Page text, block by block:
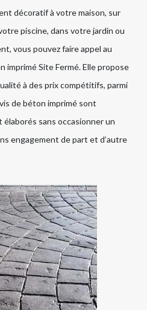
décoratif à votre maison, sur
piscine, dans votre jardin ou
vous pouvez faire appel au
imprimé Site Fermé. Elle propose
à des prix compétitifs, parmi
de béton imprimé sont
sans occasionner un
engagement de part et d’autre